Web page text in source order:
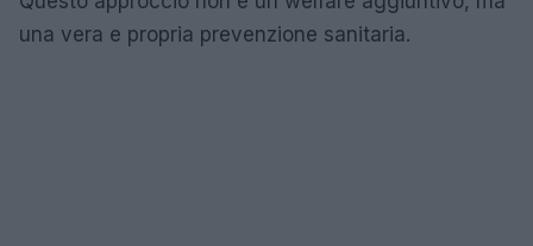
una vera e propria prevenzione sanitaria.